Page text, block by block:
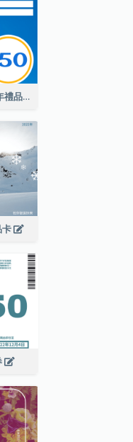
黃色和藍色氣球照片新年禮品卡
卡